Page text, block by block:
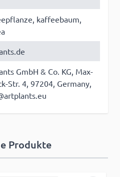
kaffeebaum,
GmbH & Co. KG, Max-
Str. 4, 97204, Germany,
Produkte